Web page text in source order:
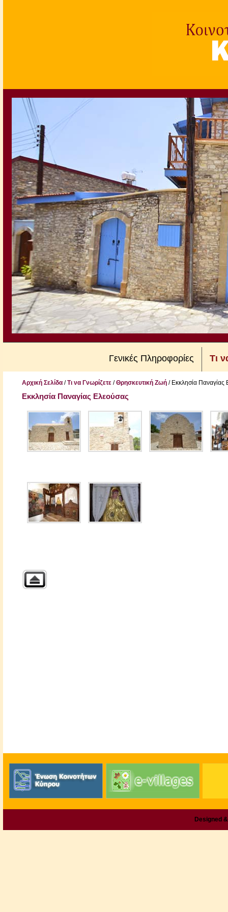
Γενικές Πληροφορίες Τι
Αρχική Σελίδα/Τι να Γνωρίζετε/Θρησκευτική Ζωή/ Εκκλησία Παναγίας
Εκκλησία Παναγίας Ελεούσας
Designed